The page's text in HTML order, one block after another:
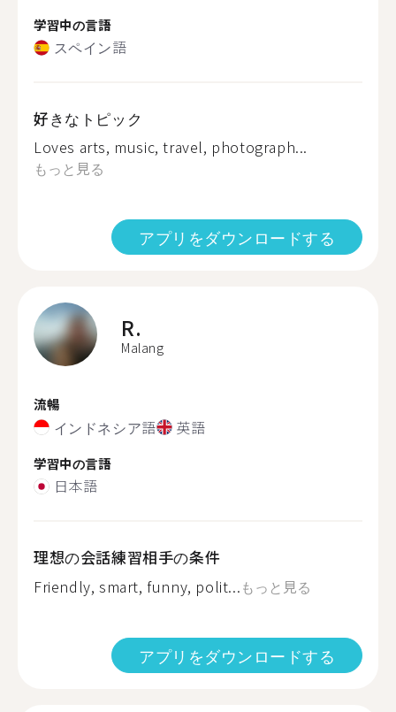
学習中の言語
スペイン語
好きなトピック
Loves arts, music, travel, photograph...
もっと見る
アプリをダウンロードする
R.
Malang
流暢
インドネシア語 英語
学習中の言語
日本語
理想の会話練習相手の条件
Friendly, smart, funny, polit...もっと見る
アプリをダウンロードする